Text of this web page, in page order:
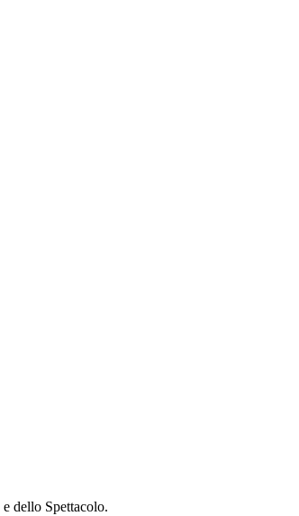
dello Spettacolo.